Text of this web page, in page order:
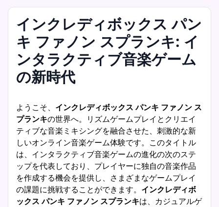
インクレディボックス パン
キ ファノン スプランキ: イ
ンタラクティブ音楽ゲーム
の新時代
ようこそ、 インクレディボックス パンキ ファノン ス
プランキの世界へ。リズムゲームプレイとクリエイ
ティブな音楽ミキシングを融合させた、刺激的な新
しいオンライン音楽ゲーム体験です。このタイトル
は、インタラクティブ音楽ゲームの進化の次のステ
ップを代表しており、プレイヤーに独自の音楽作品
を作成する機会を提供し、さまざまなゲームプレイ
の課題に挑戦することができます。 インクレディボ
ックス パンキ ファノン スプランキは、カジュアルゲ